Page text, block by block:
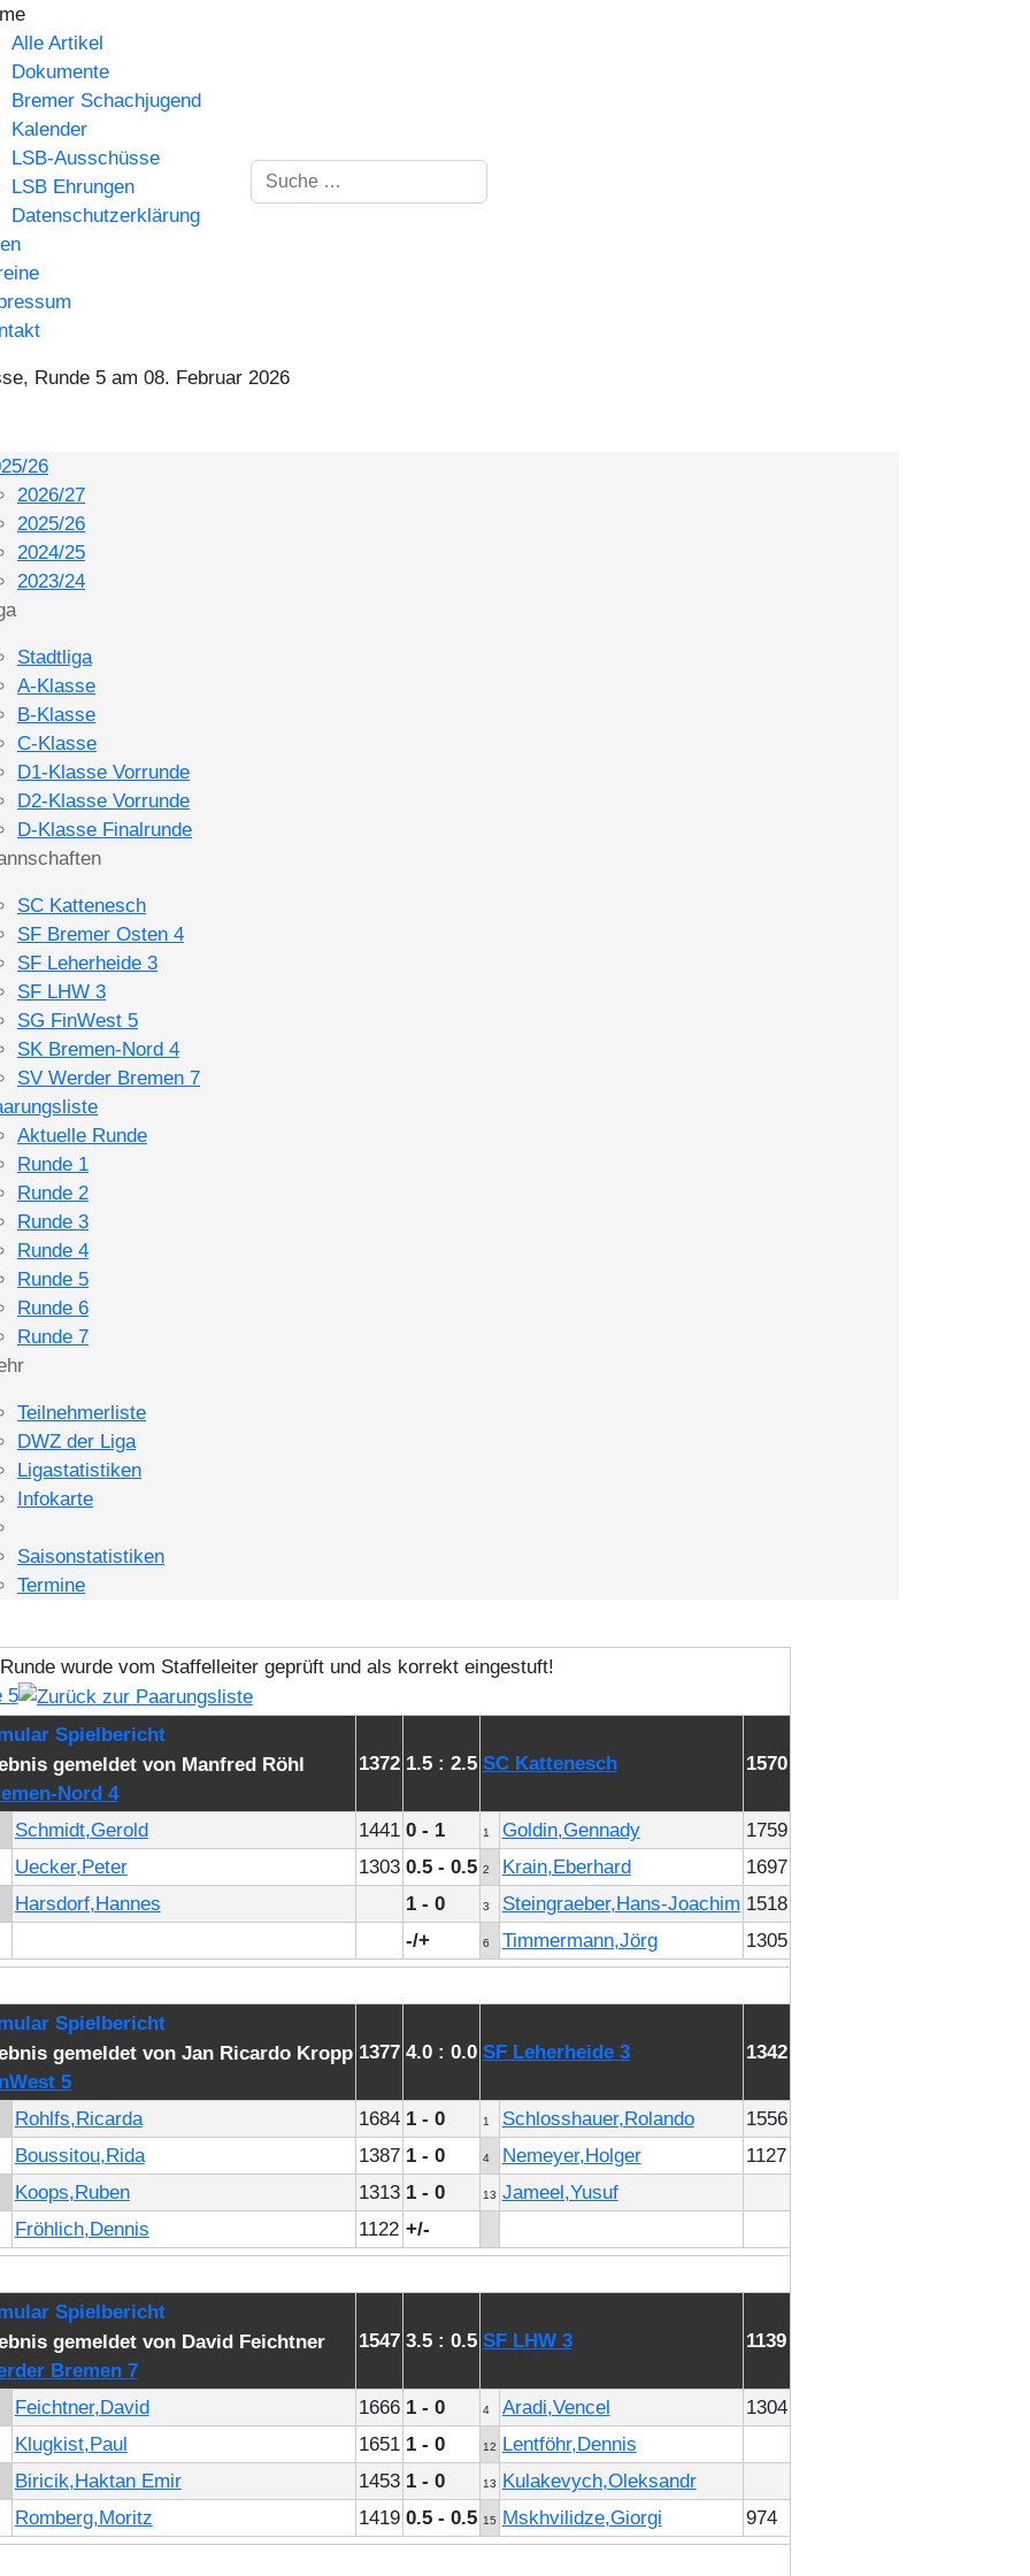
Alle Artikel
Dokumente
Bremer Schachjugend
Kalender
LSB-Ausschüsse
LSB Ehrungen
Datenschutzerklärung
Suchen
Runde 5 am 08. Februar 2026
26
2026/27
2025/26
2024/25
2023/24
Stadtliga
A-Klasse
B-Klasse
C-Klasse
D1-Klasse Vorrunde
D2-Klasse Vorrunde
D-Klasse Finalrunde
SC Kattenesch
SF Bremer Osten 4
SF Leherheide 3
SF LHW 3
SG FinWest 5
SK Bremen-Nord 4
SV Werder Bremen 7
Aktuelle Runde
Runde 1
Runde 2
Runde 3
Runde 4
Runde 5
Runde 6
Runde 7
Teilnehmerliste
DWZ der Liga
Ligastatistiken
Infokarte
Saisonstatistiken
Termine
5
Nord 4
1372 1.5 : 2.5 SC Kattenesch 1570
Schmidt,Gerold 1441 0 - 1 1 Goldin,Gennady
1759
Uecker,Peter
1303 0.5 - 0.5 2 Krain,Eberhard
1697
Harsdorf,Hannes
1 - 0 3 Steingraeber,Hans-Joachim 1518
-/+
6 Timmermann,Jörg 1305
5
1377 4.0 : 0.0 SF Leherheide 3 1342
Rohlfs,Ricarda 1684 1 - 0 1 Schlosshauer,Rolando
1556
Boussitou,Rida
1387 1 - 0 4 Nemeyer,Holger
1127
Koops,Ruben
1313 1 - 0 13 Jameel,Yusuf
Fröhlich,Dennis
1122 +/-
Bremen 7
1547 3.5 : 0.5 SF LHW 3 1139
Feichtner,David 1666 1 - 0 4 Aradi,Vencel
1304
Klugkist,Paul
1651 1 - 0 12
Lentföhr,Dennis
Biricik,Haktan Emir
1453 1 - 0 13
Kulakevych,Oleksandr
Romberg,Moritz
1419 0.5 - 0.5 15 Mskhvilidze,Giorgi 974